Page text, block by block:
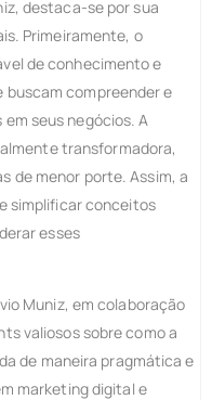
destaca-se por sua
Primeiramente, o
de conhecimento e
compreender e
seus negócios. A
transformadora,
de menor porte. Assim, a
simplificar conceitos
esses
Muniz, em colaboração
valiosos sobre como a
de maneira pragmática e
marketing digital e